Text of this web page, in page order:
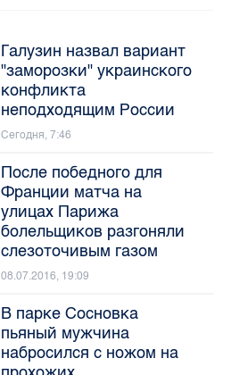
Галузин назвал вариант
"заморозки" украинского
конфликта
неподходящим России
Сегодня, 7:46
После победного для
Франции матча на
улицах Парижа
болельщиков разгоняли
слезоточивым газом
08.07.2016, 19:09
В парке Сосновка
пьяный мужчина
набросился с ножом на